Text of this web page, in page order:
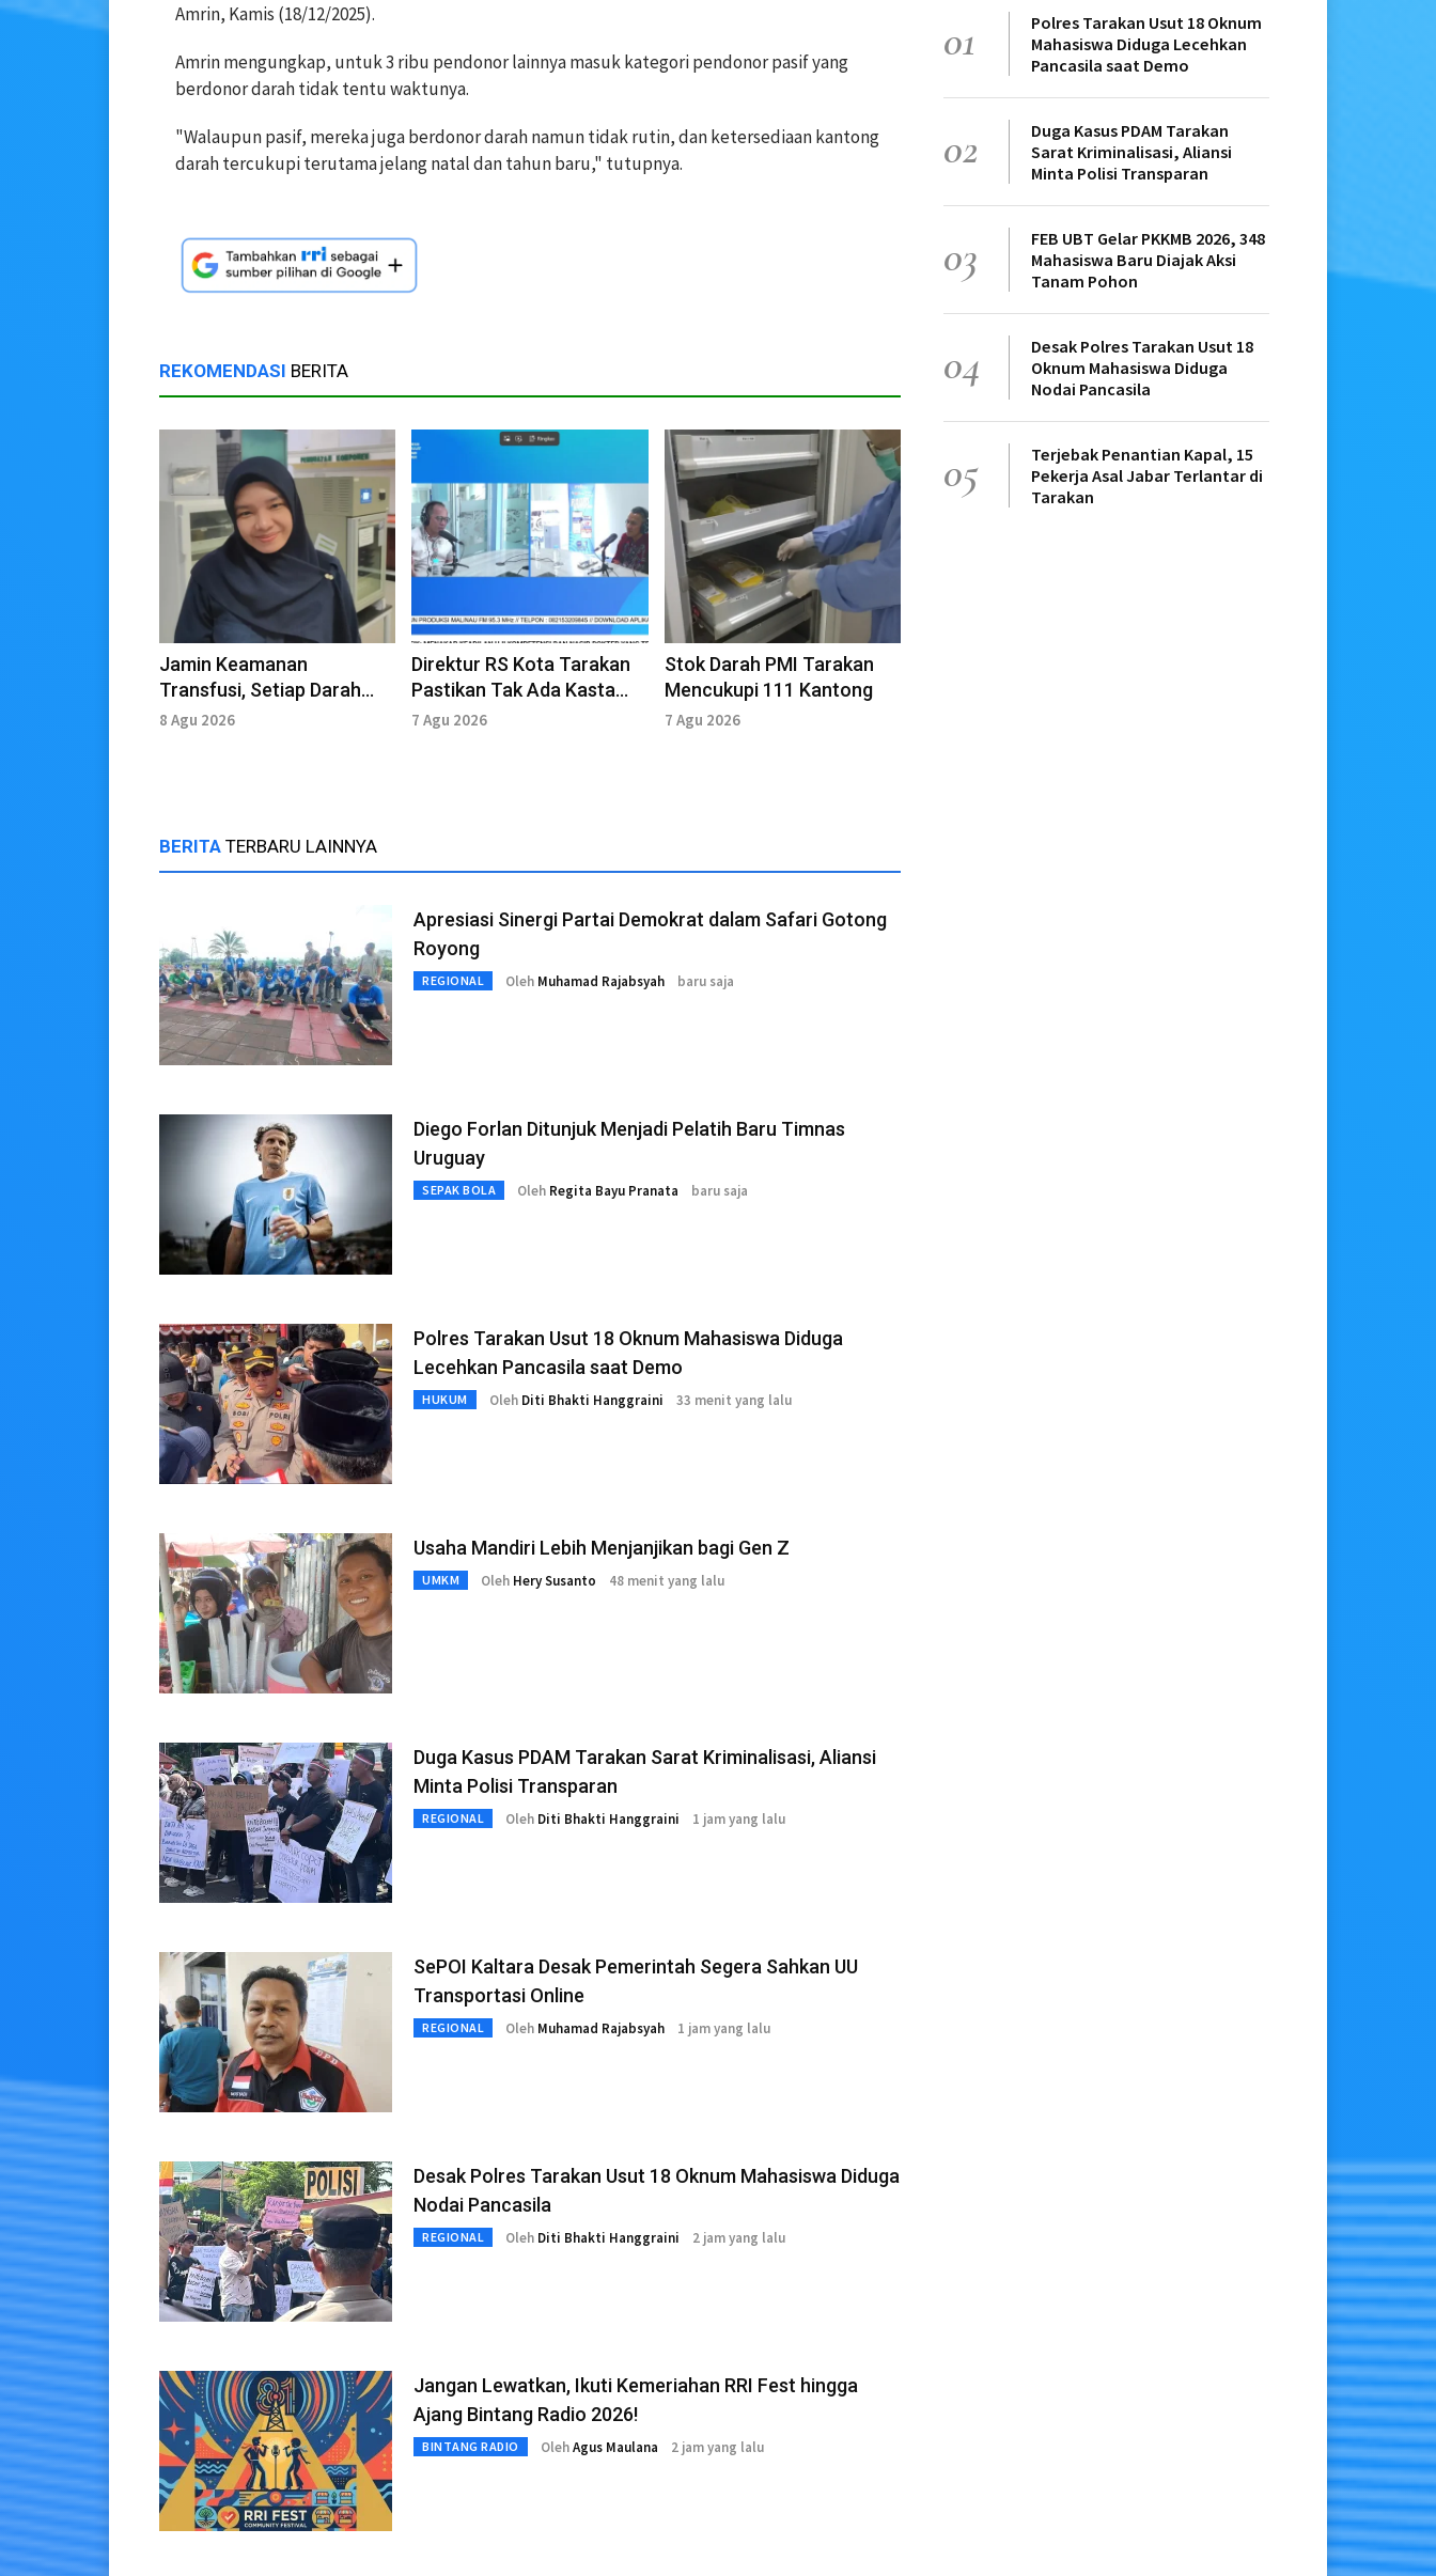
Amrin, Kamis (18/12/2025).
Amrin mengungkap, untuk 3 ribu pendonor lainnya masuk kategori pendonor pasif yang
berdonor darah tidak tentu waktunya.
"Walaupun pasif, mereka juga berdonor darah namun tidak rutin, dan ketersediaan kantong
darah tercukupi terutama jelang natal dan tahun baru," tutupnya.
REKOMENDASI BERITA
Jamin Keamanan
Transfusi, Setiap Darah
Donor Jalani Pemeriksaan
8 Agu 2026
Direktur RS Kota Tarakan
Pastikan Tak Ada Kasta
antara Pasien Umum dan
7 Agu 2026
Stok Darah PMI Tarakan
Mencukupi 111 Kantong
7 Agu 2026
BERITA TERBARU LAINNYA
Apresiasi Sinergi Partai Demokrat dalam Safari Gotong
Royong
REGIONAL Oleh Muhamad Rajabsyah baru saja
Diego Forlan Ditunjuk Menjadi Pelatih Baru Timnas
Uruguay
SEPAK BOLA Oleh Regita Bayu Pranata baru saja
Polres Tarakan Usut 18 Oknum Mahasiswa Diduga
Lecehkan Pancasila saat Demo
HUKUM Oleh Diti Bhakti Hanggraini 33 menit yang lalu
Usaha Mandiri Lebih Menjanjikan bagi Gen Z
UMKM Oleh Hery Susanto 48 menit yang lalu
Duga Kasus PDAM Tarakan Sarat Kriminalisasi, Aliansi
Minta Polisi Transparan
REGIONAL Oleh Diti Bhakti Hanggraini 1 jam yang lalu
SePOI Kaltara Desak Pemerintah Segera Sahkan UU
Transportasi Online
REGIONAL Oleh Muhamad Rajabsyah 1 jam yang lalu
Desak Polres Tarakan Usut 18 Oknum Mahasiswa Diduga
Nodai Pancasila
REGIONAL Oleh Diti Bhakti Hanggraini 2 jam yang lalu
Jangan Lewatkan, Ikuti Kemeriahan RRI Fest hingga
Ajang Bintang Radio 2026!
BINTANG RADIO OlehAgus Maulana 2 jam yang lalu
01
Polres Tarakan Usut 18 Oknum
Mahasiswa Diduga Lecehkan
Pancasila saat Demo
02
Duga Kasus PDAM Tarakan
Sarat Kriminalisasi, Aliansi
Minta Polisi Transparan
03
FEB UBT Gelar PKKMB 2026, 348
Mahasiswa Baru Diajak Aksi
Tanam Pohon
04
Desak Polres Tarakan Usut 18
Oknum Mahasiswa Diduga
Nodai Pancasila
05
Terjebak Penantian Kapal, 15
Pekerja Asal Jabar Terlantar di
Tarakan